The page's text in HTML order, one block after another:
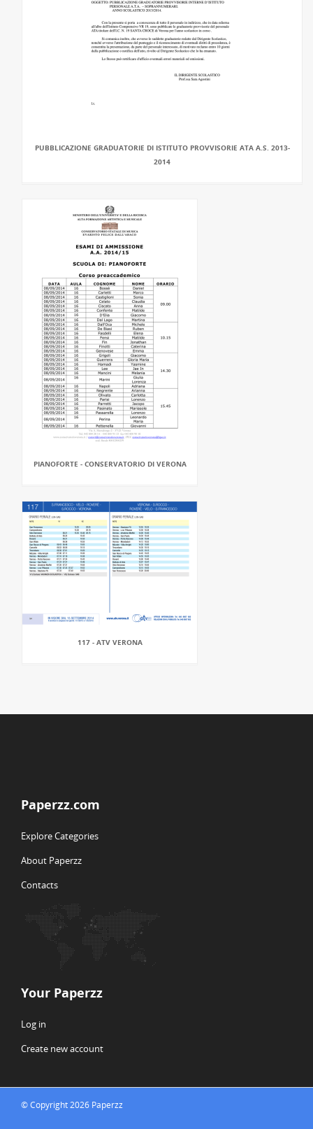
PUBBLICAZIONE GRADUATORIE DI ISTITUTO PROVVISORIE ATA A.S. 2013-
2014
PIANOFORTE - CONSERVATORIO DI VERONA
117 - ATV VERONA
Paperzz.com
Explore Categories
About Paperzz
Contacts
Your Paperzz
Log in
Create new account
© Copyright 2026 Paperzz